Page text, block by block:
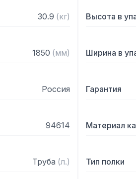
30.9 (кг) Высота в
1850 (мм) Ширина в
Россия Гарантия
94614 Материал
Труба (л.) Тип полки